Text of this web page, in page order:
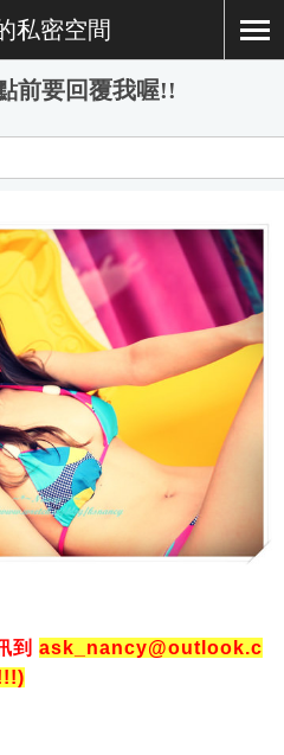
私密空間
前要回覆我喔!!
到 ask_nancy@outlook.c